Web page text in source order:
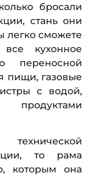
бросали
стань они
легко сможете
все кухонное
переносной
пищи, газовые
с водой,
продуктами
то рама
которым она